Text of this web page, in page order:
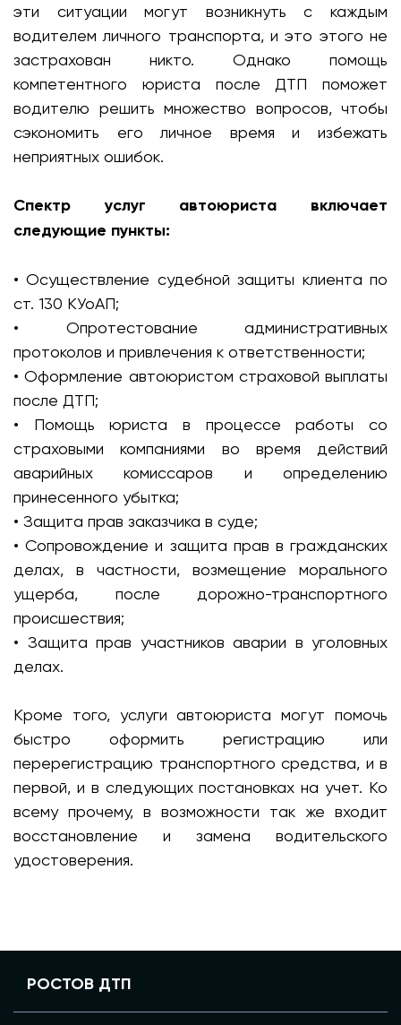
эти ситуации могут возникнуть с каждым
водителем личного транспорта, и это этого не
застрахован никто. Однако помощь
компетентного юриста после ДТП поможет
водителю решить множество вопросов, чтобы
сэкономить его личное время и избежать
неприятных ошибок.
Спектр услуг автоюриста включает
следующие пункты:
• Осуществление судебной защиты клиента по
ст. 130 КУоАП;
• Опротестование административных
протоколов и привлечения к ответственности;
• Оформление автоюристом страховой выплаты
после ДТП;
• Помощь юриста в процессе работы со
страховыми компаниями во время действий
аварийных комиссаров и определению
принесенного убытка;
• Защита прав заказчика в суде;
• Сопровождение и защита прав в гражданских
делах, в частности, возмещение морального
ущерба, после дорожно-транспортного
происшествия;
• Защита прав участников аварии в уголовных
делах.
Кроме того, услуги автоюриста могут помочь
быстро оформить регистрацию или
перерегистрацию транспортного средства, и в
первой, и в следующих постановках на учет. Ко
всему прочему, в возможности так же входит
восстановление и замена водительского
удостоверения.
РОСТОВ ДТП